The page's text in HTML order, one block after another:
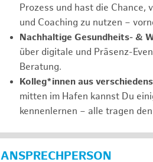
Prozess und hast die
und Coaching zu nutzen –
Nachhaltige Gesundheits- &
über digitale und Präsenz-
Beratung.
Kolleg*innen aus
mitten im Hafen kannst Du
kennenlernen – alle tragen
ANSPRECHPERSON